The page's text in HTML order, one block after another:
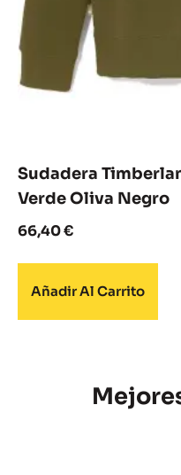
Sudadera
Verde Oliva Negro
66,40€
Añadir Al Carrito